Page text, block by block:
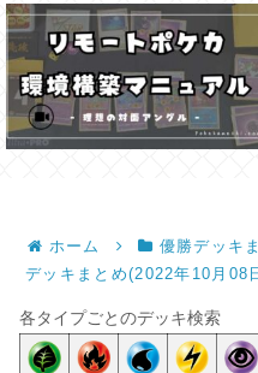
ホーム 優勝デッキ
デッキまとめ(2022年10月08
各タイプごとのデッキ検索